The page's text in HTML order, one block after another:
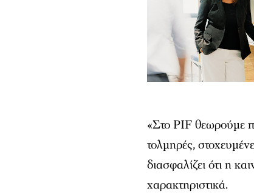
«Στο PIF θεωρούμε
τολμηρές,
διασφαλίζει ότι η
χαρακτηριστικά.